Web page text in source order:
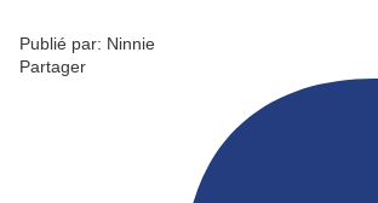
Publié par: Ninnie
Partager